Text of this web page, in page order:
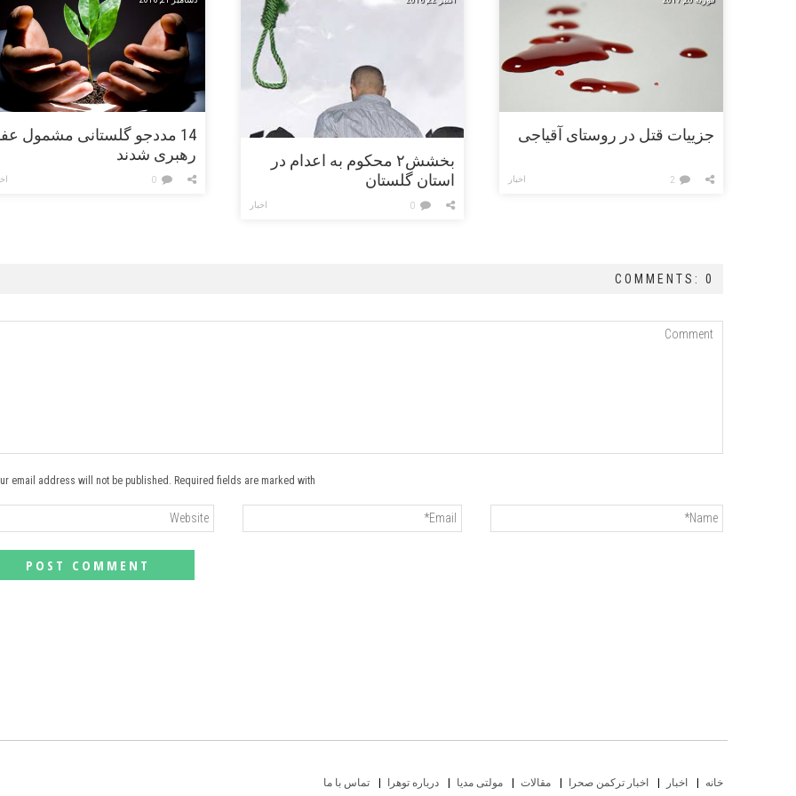
جزییات قتل در روستای آقیاجی
اخبار 2
بخشش۲ محکوم به اعدام در
استان گلستان
اخبار 0
14 مددجو گلستانی مشمول
رهبری شدند
0
COMMENTS: 0
email address will not be published. Required fields are marked with *
خانه اخبار اخبار ترکمن صحرا مقالات مولتی مدیا درباره توهرا تماس با ما